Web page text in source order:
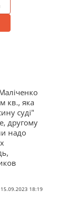
кв., яка
судi"
другому
надо
15.09.2023 18:19